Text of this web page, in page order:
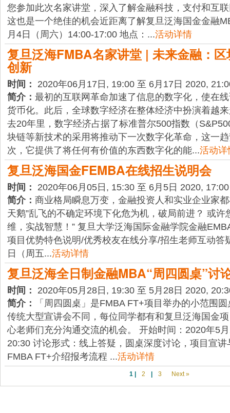
您参加此次名家讲堂，深入了解金融科技，支付和互
这也是一个绝佳的机会近距离了解复旦泛海国金金融
月4日（周六）14:00-17:00 地点：...活动详情
复旦泛海FMBA名家讲堂 | 未来金融：
创新
时间：
2020年06月17日, 19:00 至 6月17日 2020,
简介： 最初的互联网革命加速了信息的数字化，使在
货币化。此后，全球数字经济在整体经济中扮演着越
去20年里，数字经济占据了标准普尔500指数（
块链等新技术的采用将推动下一次数字化革命，这一
次，它提供了将任何有价值的东西数字化的能...活动详
复旦泛海国金FEMBA在线招生说明会
时间：
2020年06月05日, 15:30 至 6月5日 2020,
简介： 商业格局瞬息万变，金融投资人和实业企业家
天鹅”乱飞的不确定环境下化危为机，破局前进？ 或许
维，实战智慧！” 复旦大学泛海国际金融学院金融
项目优势特色说明/优秀校友在线分享/招生老师互动答
日（周五...活动详情
复旦泛海全日制金融MBA“周四圆桌”讨
时间：
2020年05月28日, 19:30 至 5月28日 2020,
简介：
「周四圆桌」是FMBA FT+项目举办的小范围
传统大型宣讲会不同，每位同学都有和复旦泛海国金
心老师们充分沟通交流的机会。 开始时间：2020年5
20:30 讨论形式：线上答疑，圆桌深度讨论，项目宣
FMBA FT+介绍报考流程 ...活动详情
1| 2 3 Next »